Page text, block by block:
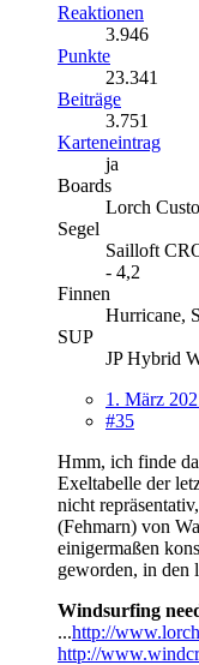
Reaktionen
3.946
Punkte
23.341
Beiträge
3.751
Karteneintrag
ja
Boards
Lorch
Segel
Sailloft
- 4,2
Finnen
Hurricane,
SUP
JP Hybrid
1. März
#35
Hmm, ich finde
Exeltabelle der
nicht
(Fehmarn) von
einigermaßen
geworden, in den
Windsurfing
...http://
http://